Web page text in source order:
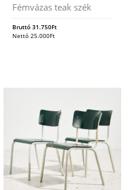
Fémvázas teak szék
Bruttó31.750Ft
Nettó25.000Ft